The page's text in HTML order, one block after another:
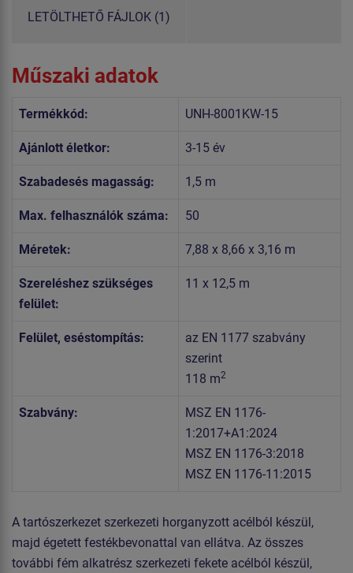
LETÖLTHETŐ FÁJLOK (1)
Műszaki adatok
Termékkód: UNH-8001KW-15
Ajánlott életkor: 3-15 év
Szabadesés magasság: 1,5 m
Max. felhasználók száma: 50
Méretek: 7,88 x 8,66 x 3,16 m
Szereléshez szükséges
felület:
11 x 12,5 m
Felület, eséstompítás:
az EN 1177 szabvány
szerint
118 m2
Szabvány:
MSZ EN 1176-
1:2017+A1:2024
MSZ EN 1176-3:2018
MSZ EN 1176-11:2015
A tartószerkezet szerkezeti horganyzott acélból készül,
majd égetett festékbevonattal van ellátva. Az összes
további fém alkatrész szerkezeti fekete acélból készül,